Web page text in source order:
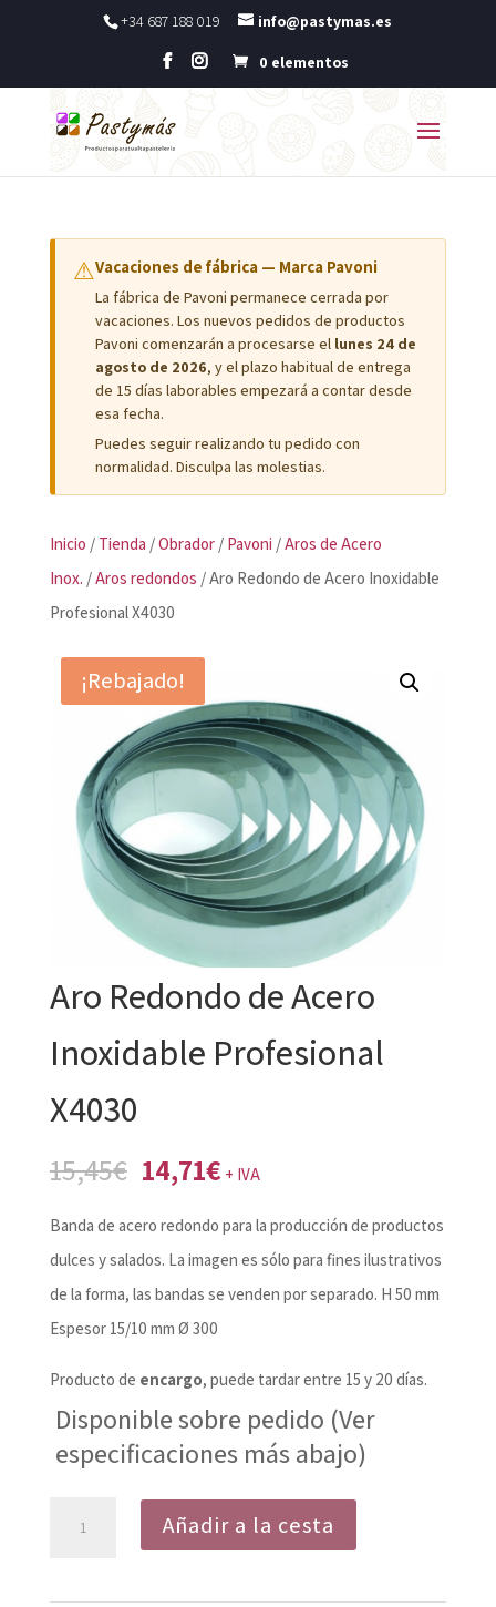
+34 687 188 019 info@pastymas.es
0 elementos
⚠Vacaciones de fábrica — Marca Pavoni
La fábrica de Pavoni permanece cerrada por
vacaciones. Los nuevos pedidos de productos
Pavoni comenzarán a procesarse el lunes 24 de
agosto de 2026, y el plazo habitual de entrega
de 15 días laborables empezará a contar desde
esa fecha.
Puedes seguir realizando tu pedido con
normalidad. Disculpa las molestias.
Inicio / Tienda /Obrador/ Pavoni /Aros de Acero
Inox. /Aros redondos / Aro Redondo de Acero Inoxidable
Profesional X4030
¡Rebajado!
Aro Redondo de Acero
Inoxidable Profesional
X4030
15,45€ El
original
era:
15,45€.
14,71€El
actual
es:
14,71€.
+ IVA
Banda de acero redondo para la producción de productos
dulces y salados. La imagen es sólo para fines ilustrativos
de la forma, las bandas se venden por separado. H 50 mm
Espesor 15/10 mm Ø 300
Producto de encargo, puede tardar entre 15 y 20 días.
Disponible sobre pedido (Ver
especificaciones más abajo)
Añadir a la cesta